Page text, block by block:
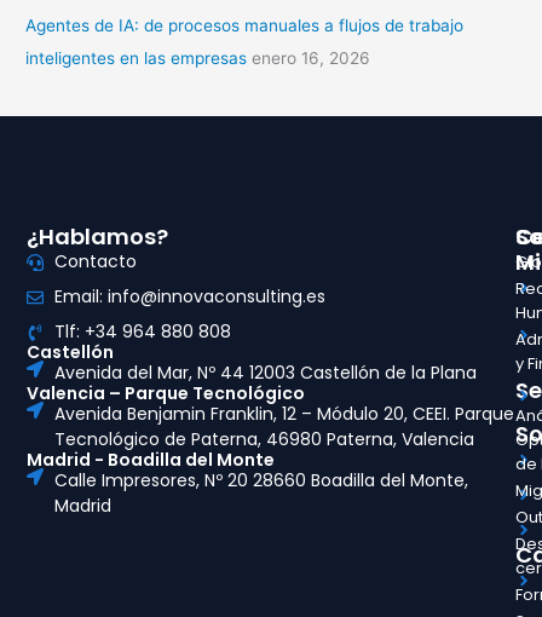
Agentes de IA: de procesos manuales a flujos de trabajo
inteligentes en las empresas enero 16, 2026
y
de
¿Hablamos?
Contacto
Email: info@innovaconsulting.es
Tlf: +34 964 880 808
Castellón
Avenida del Mar, Nº 44 12003 Castellón de la Plana
Valencia – Parque Tecnológico
Avenida Benjamin Franklin, 12 – Módulo 20, CEEI. Parque
Tecnológico de Paterna, 46980 Paterna, Valencia
Madrid - Boadilla del Monte
Calle Impresores, Nº 20 28660 Boadilla del Monte,
Madrid